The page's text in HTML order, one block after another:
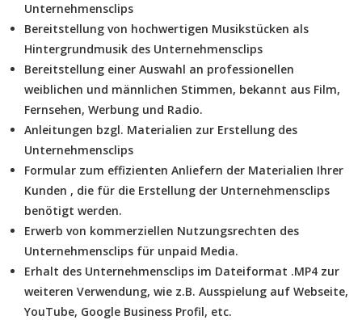
Unternehmensclips
Bereitstellung von hochwertigen Musikstücken als
Hintergrundmusik des Unternehmensclips
Bereitstellung einer Auswahl an professionellen
weiblichen und männlichen Stimmen, bekannt aus Film,
Fernsehen, Werbung und Radio.
Anleitungen bzgl. Materialien zur Erstellung des
Unternehmensclips
Formular zum effizienten Anliefern der Materialien Ihrer
Kunden , die für die Erstellung der Unternehmensclips
benötigt werden.
Erwerb von kommerziellen Nutzungsrechten des
Unternehmensclips für unpaid Media.
Erhalt des Unternehmensclips im Dateiformat .MP4 zur
weiteren Verwendung, wie z.B. Ausspielung auf Webseite,
YouTube, Google Business Profil, etc.